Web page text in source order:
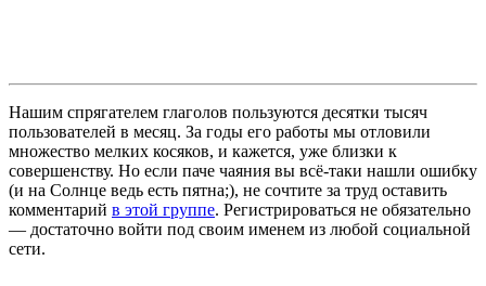
Нашим спрягателем глаголов пользуются десятки тысяч
пользователей в месяц. За годы его работы мы отловили
множество мелких косяков, и кажется, уже близки к
совершенству. Но если паче чаяния вы всё-таки нашли ошибку
(и на Солнце ведь есть пятна;), не сочтите за труд оставить
комментарий в этой группе. Регистрироваться не обязательно
— достаточно войти под своим именем из любой социальной
сети.